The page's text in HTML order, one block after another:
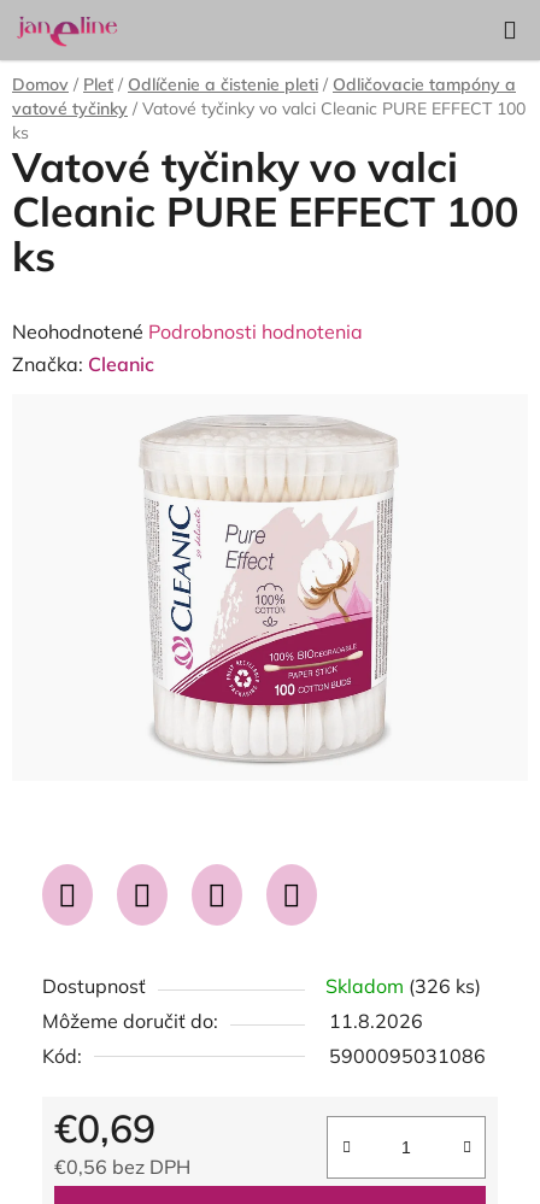
Prejsť
na
obsah
KOŠÍK
Domov / Pleť / Odlíčenie a čistenie pleti / Odličovacie tampóny a
vatové tyčinky / Vatové tyčinky vo valci Cleanic PURE EFFECT 100
ks
Dostupnosť Skladom (326 ks)
Môžeme doručiť do:
11.8.2026
Kód:
5900095031086
€0,69
€0,56 bez DPH
Vatové tyčinky vo valci
Cleanic PURE EFFECT 100
ks
Priemerné
hodnotenie
Neohodnotené Podrobnosti hodnotenia
Značka: Cleanic